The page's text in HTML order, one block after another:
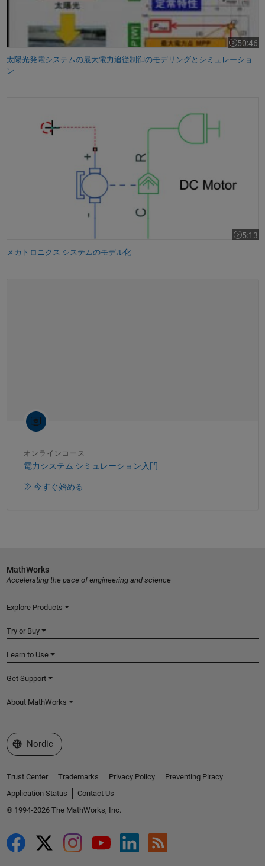
50:46
ビデオの
太陽光発電システムの最大電力追従制御のモデリングとシミュレーショ
ン
5:13
ビデオ
メカトロニクス システムのモデル化
オンラインコース
電力システム シミュレーション入門
今すぐ始める
MathWorks
Accelerating the pace of engineering and science
Explore Products
Try or Buy
Learn to Use
Get Support
About MathWorks
Select a Web Site
Nordic
Trust Center Trademarks Privacy Policy
Preventing Piracy
Application Status
Contact Us
© 1994-2026 The MathWorks, Inc.